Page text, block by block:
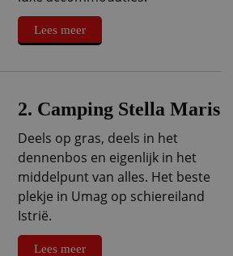
Lees meer
2. Camping Stella Maris
Deels op gras, deels in het
dennenbos en eigenlijk in het
middelpunt van alles. Het beste
plekje in Umag op schiereiland
Istrië.
Lees meer